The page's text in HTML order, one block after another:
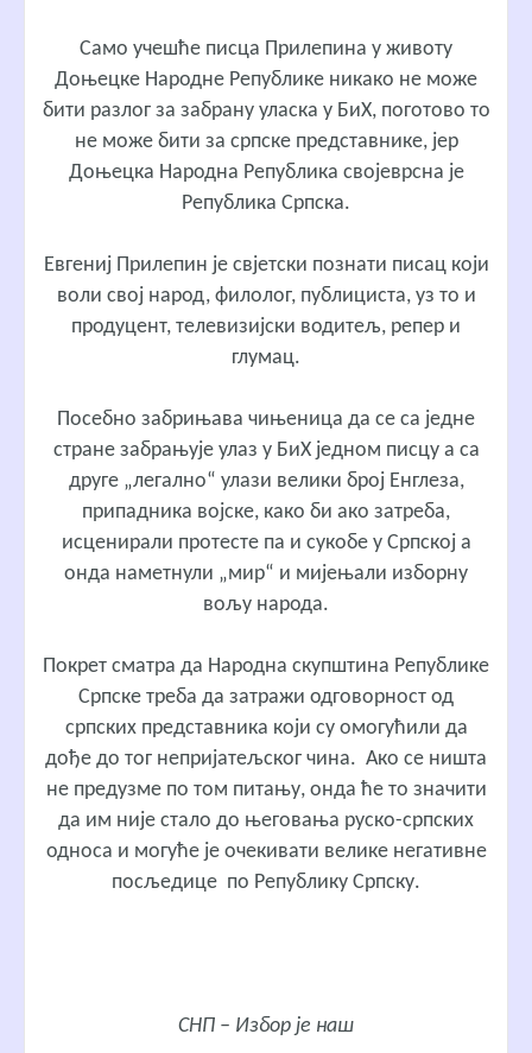
Само учешће писца Прилепина у животу
Доњецке Народне Републике никако не може
бити разлог за забрану уласка у БиХ, поготово то
не може бити за српске представнике, јер
Доњецка Народна Република својеврсна је
Република Српска.
Евгениј Прилепин је свјетски познати писац који
воли свој народ, филолог, публициста, уз то и
продуцент, телевизијски водитељ, репер и
глумац.
Посебно забрињава чињеница да се са једне
стране забрањује улаз у БиХ једном писцу а са
друге „легално“ улази велики број Енглеза,
припадника војске, како би ако затреба,
исценирали протесте па и сукобе у Српској а
онда наметнули „мир“ и мијењали изборну
вољу народа.
Покрет сматра да Народна скупштина Републике
Српске треба да затражи одговорност од
српских представника који су омогућили да
дође до тог непријатељског чина. Ако се ништа
не предузме по том питању, онда ће то значити
да им није стало до његовања руско-српских
односа и могуће је очекивати велике негативне
посљедице по Републику Српску.
СНП – Избор је наш